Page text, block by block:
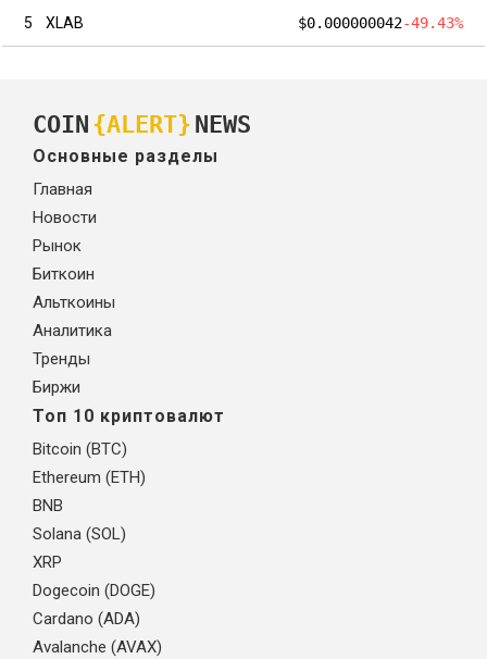
5
XLAB $0.000000042-49.43%
COIN {ALERT} NEWS
Основные разделы
Главная
Новости
Рынок
Биткоин
Альткоины
Аналитика
Тренды
Биржи
Топ 10 криптовалют
Bitcoin (BTC)
Ethereum (ETH)
BNB
Solana (SOL)
XRP
Dogecoin (DOGE)
Cardano (ADA)
Avalanche (AVAX)